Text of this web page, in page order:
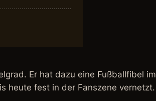
Er hat dazu eine Fußballfibel im
heute fest in der Fanszene vernetzt.